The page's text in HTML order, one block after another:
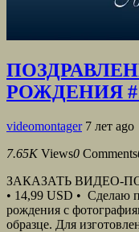
РОЖДЕНИЯ
videomontager 7 лет ago
7.65K Views0 Comments
ЗАКАЗАТЬ ВИДЕО-
• 14,99 USD • Сделаю
рождения с
образце. Для